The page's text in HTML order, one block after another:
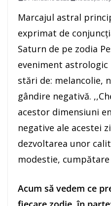
Marcajul astral
exprimat de
Saturn de pe zodia
eveniment
stări de: melancolie,
gândire negativă.
acestor dimensiuni
negative ale acestei
dezvoltarea unor
modestie,
Acum să vedem ce